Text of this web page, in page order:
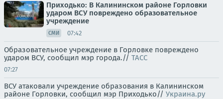
Приходько: В Калининском районе Горловки
ударом ВСУ повреждено образовательное
учреждение
СМИ 07:42
Образовательное учреждение в Горловке повреждено
ударом ВСУ, сообщил мэр города.// ТАСС
07:27
ВСУ атаковали учреждение образования в Калининском
районе Горловки, сообщил мэр Приходько// Украина.ру